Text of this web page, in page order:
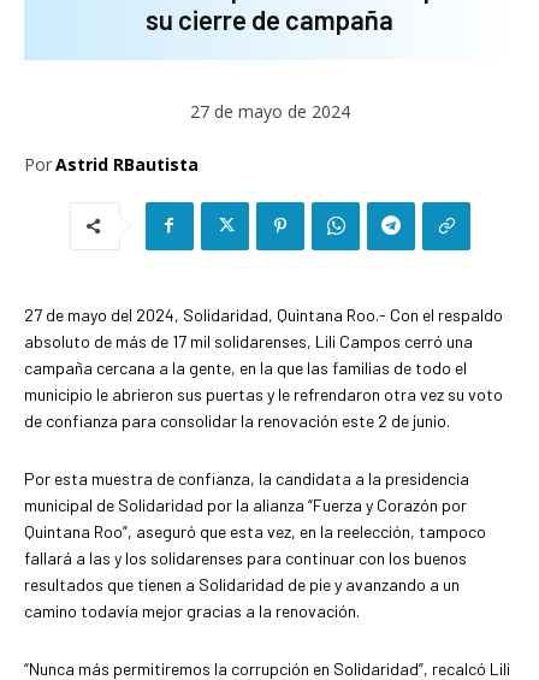
su cierre de campaña
27 de mayo de 2024
PorAstrid RBautista
27 de mayo del 2024, Solidaridad, Quintana Roo.- Con el respaldo
absoluto de más de 17 mil solidarenses, Lili Campos cerró una
campaña cercana a la gente, en la que las familias de todo el
municipio le abrieron sus puertas y le refrendaron otra vez su voto
de confianza para consolidar la renovación este 2 de junio.
Por esta muestra de confianza, la candidata a la presidencia
municipal de Solidaridad por la alianza “Fuerza y Corazón por
Quintana Roo”, aseguró que esta vez, en la reelección, tampoco
fallará a las y los solidarenses para continuar con los buenos
resultados que tienen a Solidaridad de pie y avanzando a un
camino todavía mejor gracias a la renovación.
“Nunca más permitiremos la corrupción en Solidaridad”, recalcó Lili